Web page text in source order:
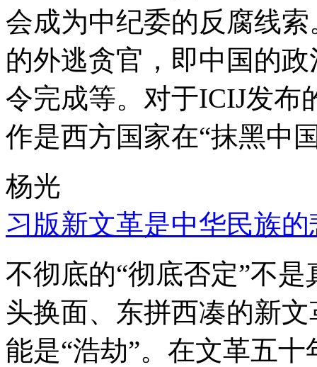
会成为中纪委的反腐线
的外逃贪官，即中国的
令完成等。对于ICIJ发布
作是西方国家在“抹黑中
杨光
习版新文革是中华民族的
不彻底的“彻底否定”不
头换面、东拼西凑的新
能是“浩劫”。在文革五